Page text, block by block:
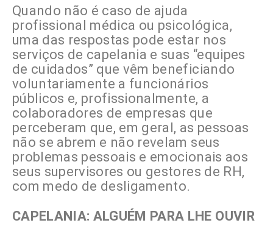
Quando não é caso de ajuda
profissional médica ou psicológica,
uma das respostas pode estar nos
serviços de capelania e suas “equipes
de cuidados” que vêm beneficiando
voluntariamente a funcionários
públicos e, profissionalmente, a
colaboradores de empresas que
perceberam que, em geral, as pessoas
não se abrem e não revelam seus
problemas pessoais e emocionais aos
seus supervisores ou gestores de RH,
com medo de desligamento.
CAPELANIA: ALGUÉM PARA LHE OUVIR